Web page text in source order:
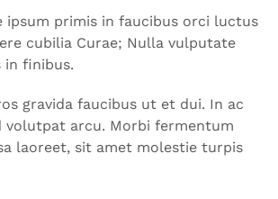
ipsum primis in faucibus orci luctus
cubilia Curae; Nulla vulputate
finibus.
gravida faucibus ut et dui. In ac
volutpat arcu. Morbi fermentum
laoreet, sit amet molestie turpis